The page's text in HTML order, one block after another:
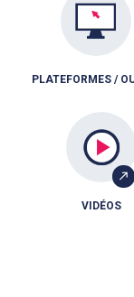
PLATEFORMES /
VIDÉOS